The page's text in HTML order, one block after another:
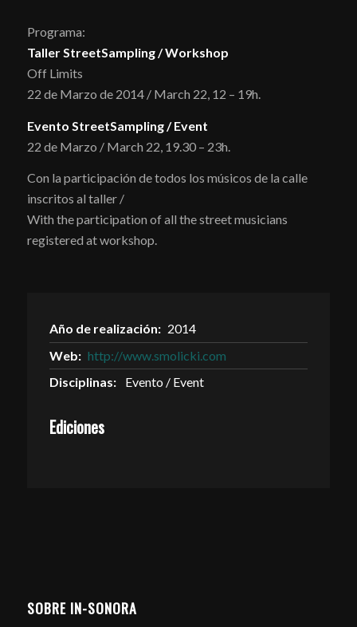
Programa:
Taller StreetSampling / Workshop
Off Limits
22 de Marzo de 2014 / March 22, 12 – 19h.
Evento StreetSampling / Event
22 de Marzo / March 22, 19.30 – 23h.
Con la participación de todos los músicos de la calle
inscritos al taller /
With the participation of all the street musicians
registered at workshop.
Año de realización: 2014
Web: http://www.smolicki.com
Disciplinas:
Evento / Event
Ediciones
SOBRE IN-SONORA